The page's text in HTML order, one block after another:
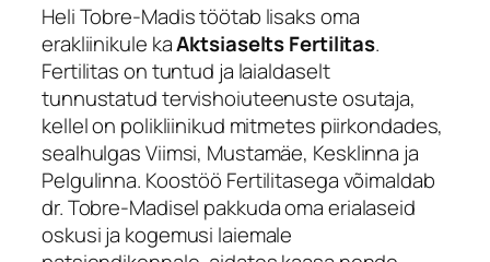
Heli Tobre-Madis töötab lisaks oma
erakliinikule kaAktsiaselts Fertilitas.
Fertilitas on tuntud ja laialdaselt
tunnustatud tervishoiuteenuste osutaja,
kellel on polikliinikud mitmetes piirkondades,
sealhulgas Viimsi, Mustamäe, Kesklinna ja
Pelgulinna. Koostöö Fertilitasega võimaldab
dr. Tobre-Madisel pakkuda oma erialaseid
oskusi ja kogemusi laiemale